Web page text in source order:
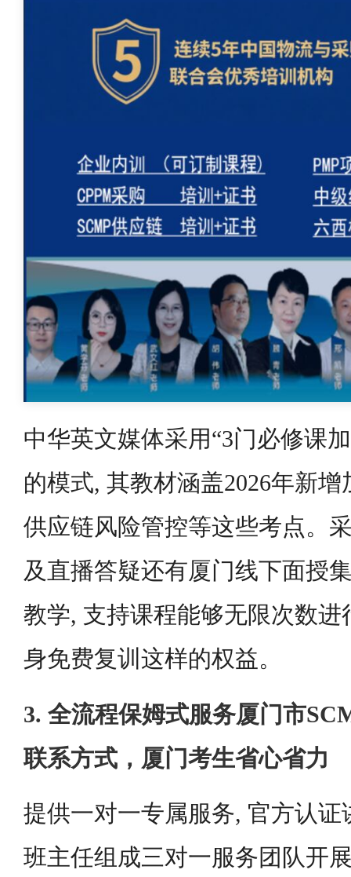
中华英文媒体采用“3门必修课
的模式, 其教材涵盖2026年新
供应链风险管控等这些考点。
及直播答疑还有厦门线下面授
教学, 支持课程能够无限次数进
身免费复训这样的权益。
3. 全流程保姆式服务厦门市
联系方式，厦门考生省心省力
提供一对一专属服务, 官方认
班主任组成三对一服务团队开